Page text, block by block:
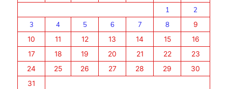
1
2
3
4 5 6 7 8
9
10
11 12 13 14 15
16
17
18 19 20 21 22
23
24
25 26 27 28 29
30
31